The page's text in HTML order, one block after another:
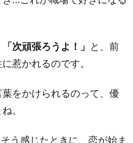
次頑張ろうよ！」 と、前
惹かれるのです。
をかけられるのって、優
。
う感じたときに、恋が始ま